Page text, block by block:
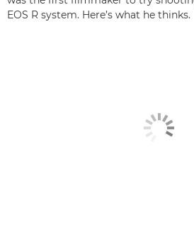
EOS R system. Here’s what he thinks.